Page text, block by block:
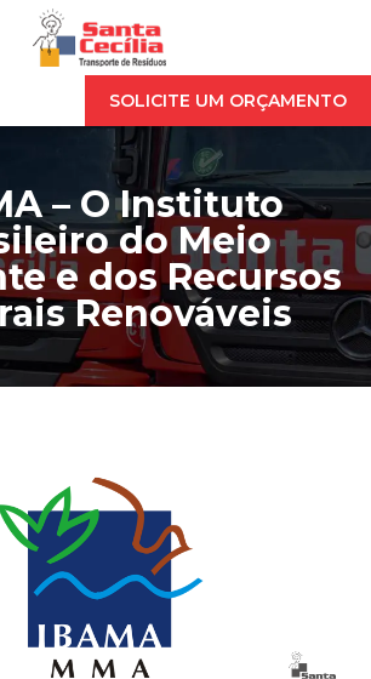
SOLICITE UM ORÇAMENTO
– O Instituto
do Meio
e dos Recursos
Renováveis